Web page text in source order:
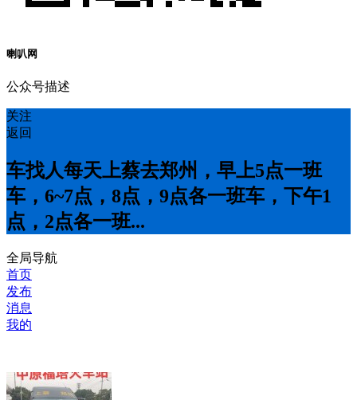
喇叭网
公众号描述
关注
返回
车找人每天上蔡去郑州，早上5点一班
车，6~7点，8点，9点各一班车，下午1
点，2点各一班...
全局导航
首页
发布
消息
我的